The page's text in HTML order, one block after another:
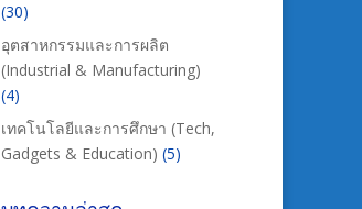
(30)
อุตสาหกรรมและการผลิต
(Industrial & Manufacturing)
(4)
เทคโนโลยีและการศึกษา (Tech,
Gadgets & Education) (5)